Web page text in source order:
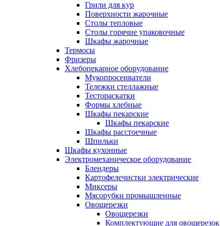
Грили для кур
Поверхности жарочные
Столы тепловые
Столы горячие упаковочные
Шкафы жарочные
Термосы
Фризеры
Хлебопекарное оборудование
Мукопросеиватели
Тележки стеллажные
Тестораскатки
Формы хлебные
Шкафы пекарские
Шкафы пекарские
Шкафы расстоечные
Шпильки
Шкафы кухонные
Электромеханическое оборудование
Блендеры
Картофелечистки электрические
Миксеры
Мясорубки промышленные
Овощерезки
Овощерезки
Комплектующие для овощерезок